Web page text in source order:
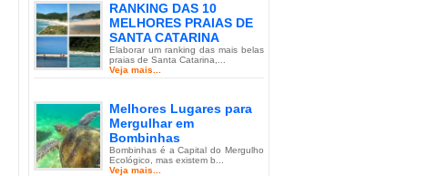
RANKING DAS 10
MELHORES PRAIAS DE
SANTA CATARINA
Elaborar um ranking das mais belas
praias de Santa Catarina,...
Veja mais...
Melhores Lugares para
Mergulhar em
Bombinhas
Bombinhas é a Capital do Mergulho
Ecológico, mas existem b...
Veja mais...